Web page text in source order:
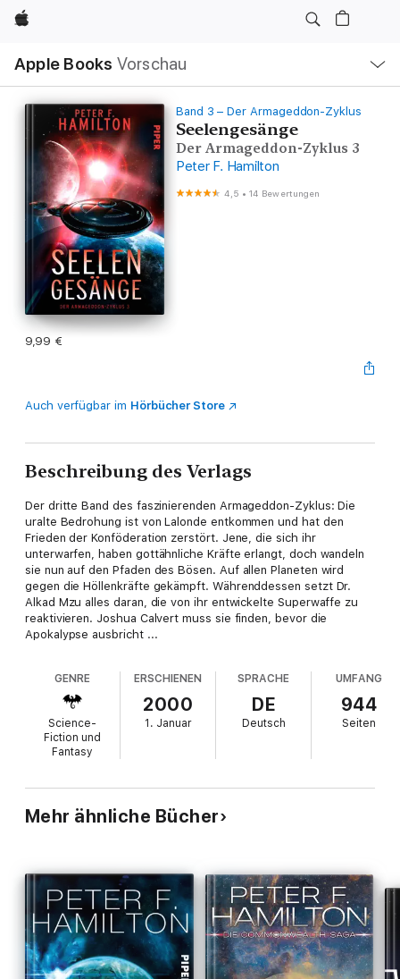
Apple
Apple Books Vorschau
Navigation
Menü
öffnen
Band 3 – Der Armageddon-Zyklus
Seelengesänge
Der Armageddon-Zyklus 3
Peter F. Hamilton
4,5 •14 Bewertungen
9,99 €
Auch verfügbar im Hörbücher Store
Beschreibung des Verlags
Der dritte Band des faszinierenden Armageddon-Zyklus: Die
uralte Bedrohung ist von Lalonde entkommen und hat den
Frieden der Konföderation zerstört. Jene, die sich ihr
unterwarfen, haben gottähnliche Kräfte erlangt, doch wandeln
sie nun auf den Pfaden des Bösen. Auf allen Planeten wird
gegen die Höllenkräfte gekämpft. Währenddessen setzt Dr.
Alkad Mzu alles daran, die von ihr entwickelte Superwaffe zu
reaktivieren. Joshua Calvert muss sie finden, bevor die
Apokalypse ausbricht ...
GENRE
Science-
Fiction und
Fantasy
ERSCHIENEN
2000
1. Januar
SPRACHE
DE
Deutsch
UMFANG
944
Seiten
Mehr ähnliche Bücher